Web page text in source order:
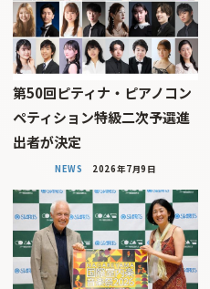
第50回ピティナ・ピアノコン
ペティション特級二次予選進
出者が決定
NEWS 2026年7月9日